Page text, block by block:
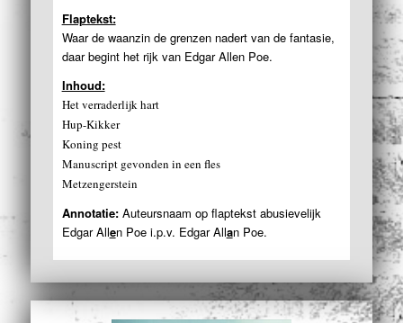
Flaptekst:
Waar de waanzin de grenzen nadert van de fantasie,
daar begint het rijk van Edgar Allen Poe.
Inhoud:
Het verraderlijk hart
Hup-Kikker
Koning pest
Manuscript gevonden in een fles
Metzengerstein
Annotatie:Auteursnaam op flaptekst abusievelijk
Edgar Allen Poe i.p.v. Edgar Allan Poe.